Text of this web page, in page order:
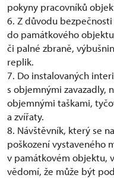
pokyny pracovníků
6. Z důvodu
do památkového
či palné zbraně,
replik.
7. Do instalovaných
s objemnými zavazadly,
objemnými taškami,
a zvířaty.
8. Návštěvník, který se
poškození vystaveného
v památkovém objektu,
vědomí, že může být